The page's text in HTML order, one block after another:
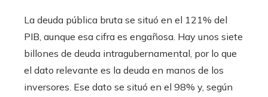
La deuda pública bruta se situó en el 121% del
PIB, aunque esa cifra es engañosa. Hay unos siete
billones de deuda intragubernamental, por lo que
el dato relevante es la deuda en manos de los
inversores. Ese dato se situó en el 98% y, según